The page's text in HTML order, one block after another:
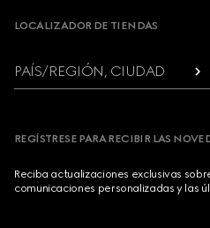
LOCALIZADOR DE TIENDAS
PAÍS/REGIÓN, CIUDAD
REGÍSTRESE PARA RECIBIR LAS
Reciba actualizaciones exclusivas
comunicaciones personalizadas y las